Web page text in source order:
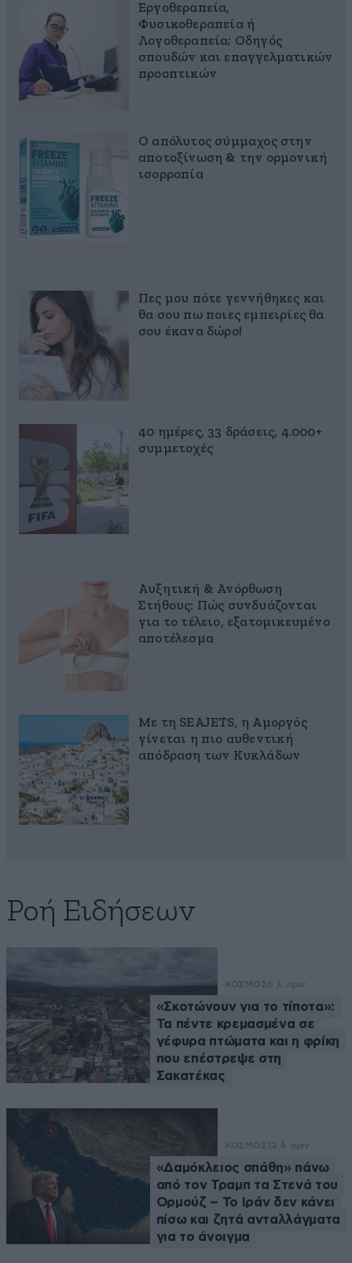
Εργοθεραπεία,
Φυσικοθεραπεία ή
Λογοθεραπεία; Οδηγός
σπουδών και επαγγελματικών
προοπτικών
Ο απόλυτος σύμμαχος στην
αποτοξίνωση & την ορμονική
ισορροπία
Πες μου πότε γεννήθηκες και
θα σου πω ποιες εμπειρίες θα
σου έκανα δώρο!
40 ημέρες, 33 δράσεις, 4.000+
συμμετοχές
Αυξητική & Ανόρθωση
Στήθους: Πώς συνδυάζονται
για το τέλειο, εξατομικευμένο
αποτέλεσμα
Με τη SEAJETS, η Αμοργός
γίνεται η πιο αυθεντική
απόδραση των Κυκλάδων
Ροή Ειδήσεων
ΚΟΣΜΟΣ6 λ. πριν
«Σκοτώνουν για το τίποτα»:
Τα πέντε κρεμασμένα σε
γέφυρα πτώματα και η φρίκη
που επέστρεψε στη
Σακατέκας
ΚΟΣΜΟΣ 12 λ. πριν
«Δαμόκλειος σπάθη» πάνω
από τον Τραμπ τα Στενά του
Ορμούζ – Το Ιράν δεν κάνει
πίσω και ζητά ανταλλάγματα
για το άνοιγμα